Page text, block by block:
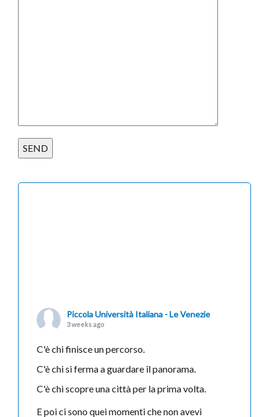
Piccola Università Italiana - Le Venezie
3 weeks ago
C'è chi finisce un percorso.
C'è chi si ferma a guardare il panorama.
C'è chi scopre una città per la prima volta.
E poi ci sono quei momenti che non avevi